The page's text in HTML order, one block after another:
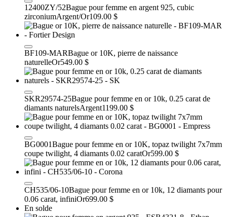
12400ZY/52Bague pour femme en argent 925, cubic
zirconiumArgent/Or109.00 $
BF109-MARBague or 10K, pierre de naissance
naturelleOr549.00 $
SKR29574-25Bague pour femme en or 10k, 0.25 carat de
diamants naturelsArgent1199.00 $
BG0001Bague pour femme en or 10K, topaz twilight 7x7mm
coupe twilight, 4 diamants 0.02 caratOr599.00 $
CH535/06-10Bague pour femme en or 10k, 12 diamants pour
0.06 carat, infiniOr699.00 $
En solde